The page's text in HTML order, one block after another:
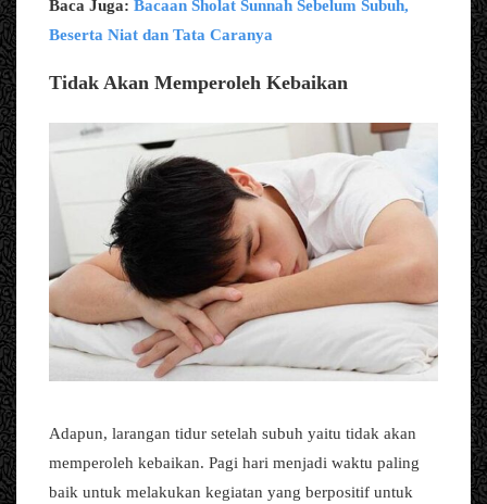
Baca Juga: Bacaan Sholat Sunnah Sebelum Subuh,
Beserta Niat dan Tata Caranya
Tidak Akan Memperoleh Kebaikan
Adapun, larangan tidur setelah subuh yaitu tidak akan
memperoleh kebaikan. Pagi hari menjadi waktu paling
baik untuk melakukan kegiatan yang berpositif untuk